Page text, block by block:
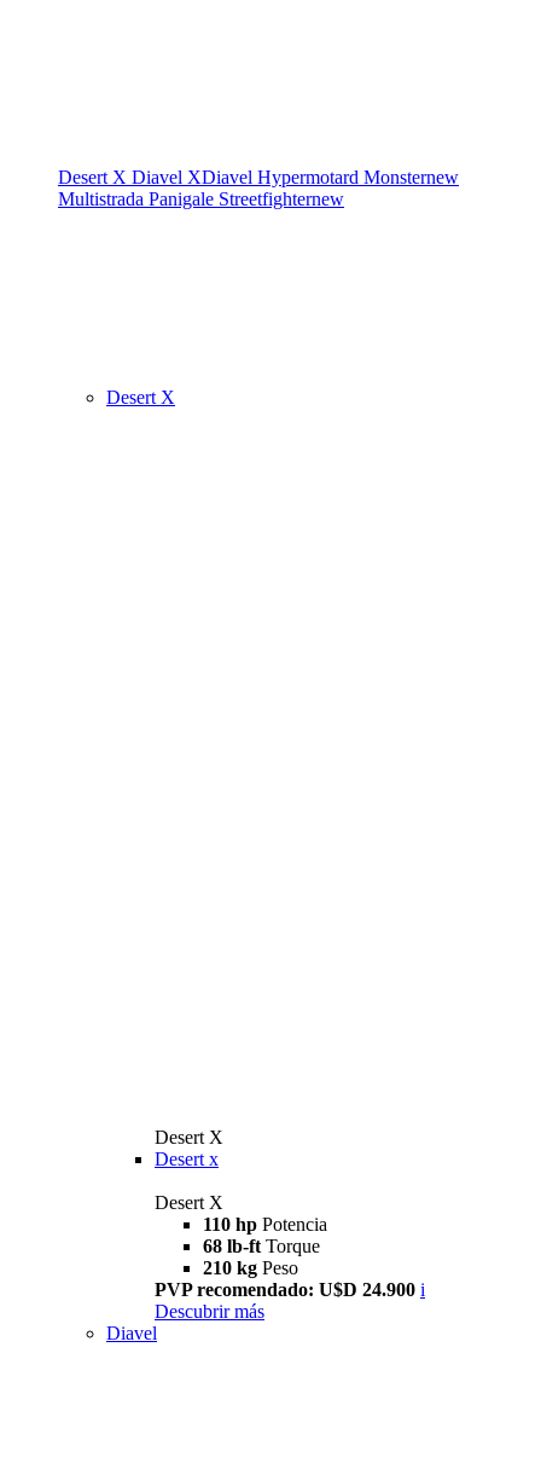
Desert X Diavel XDiavel Hypermotard Monsternew
Multistrada Panigale Streetfighternew
Desert X
Desert X
Desert x
Desert X
110 hp Potencia
68 lb-ft Torque
210 kg Peso
PVP recomendado: U$D 24.900 i
Descubrir más
Diavel